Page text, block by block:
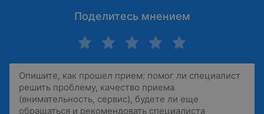
Поделитесь мнением